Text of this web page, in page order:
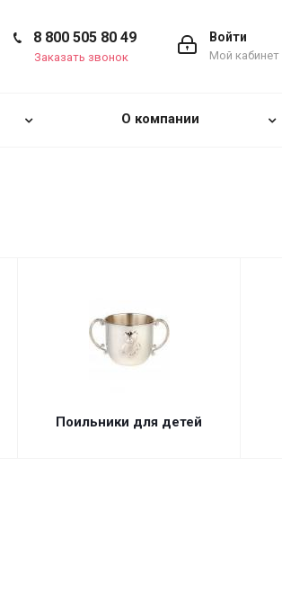
Войти
Мой кабинет
8 800 505 80 49
Заказать звонок
О компании
Поильники для детей